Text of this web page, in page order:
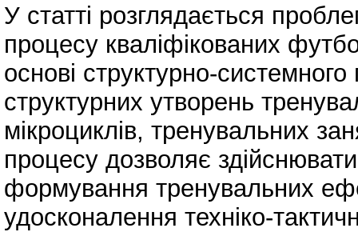
У статті розглядається
процесу кваліфікованих
основі структурно-
структурних утворень
мікроциклів, тренувальних
процесу дозволяє
формування тренувальних
удосконалення техніко-